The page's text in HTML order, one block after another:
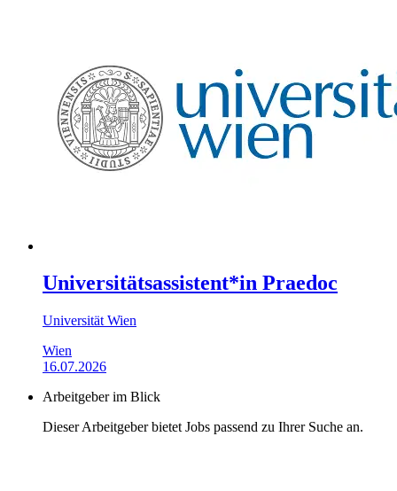
Universitätsassistent*in Praedoc
Universität Wien
Wien
16.07.2026
Arbeitgeber im Blick
Dieser Arbeitgeber bietet Jobs passend zu Ihrer Suche an.